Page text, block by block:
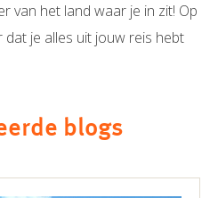
van het land waar je in zit! Op
je alles uit jouw reis hebt
blogs